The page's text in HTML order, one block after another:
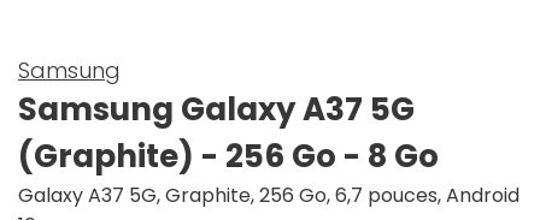
Samsung
Samsung Galaxy A37 5G
(Graphite) - 256 Go - 8 Go
Galaxy A37 5G, Graphite, 256 Go, 6,7 pouces, Android